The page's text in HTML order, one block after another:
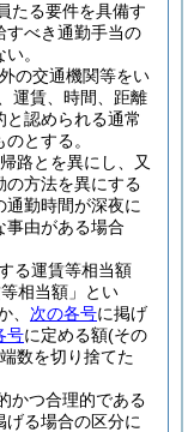
たる要件を具備す
すべき通勤手当の
。
の交通機関等をい
運賃、時間、距離
認められる通常
とする。
路とを異にし、又
の方法を異にする
通勤時間が深夜に
事由がある場合
る運賃等相当額
相当額」とい
、 次の各号に掲げ
号に定める額(その
数を切り捨てた
かつ合理的である
る場合の区分に